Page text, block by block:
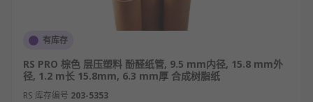
塑料管的特点与优点
塑料管与传统金属管道相比，具有自重轻、耐腐蚀、
耐压强度高、卫生安全、水流阻力小、节约能源、节
省金属、改善生活环境、使用寿命长、安装方便等特
点，受到了管道工程界的青睐并占据了相当重要的位
有库存
RS PRO 棕色 层压塑料 酚醛纸管, 9.5 mm内径, 15.8 mm外
径, 1.2 m长 15.8mm, 6.3 mm厚 合成树脂纸
RS 库存编号 203-5353